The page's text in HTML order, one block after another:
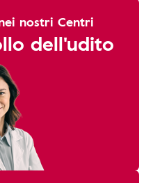
nostri Centri
dell'udito